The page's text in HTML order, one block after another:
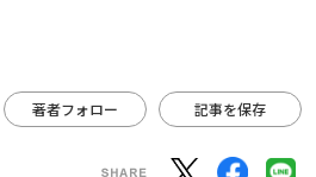
著者フォロー 記事を保存